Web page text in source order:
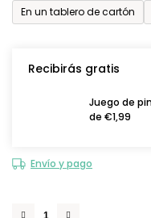
En un tablero de cartón
Recibirás gratis
Juego de
de €1,99
Envío y pago